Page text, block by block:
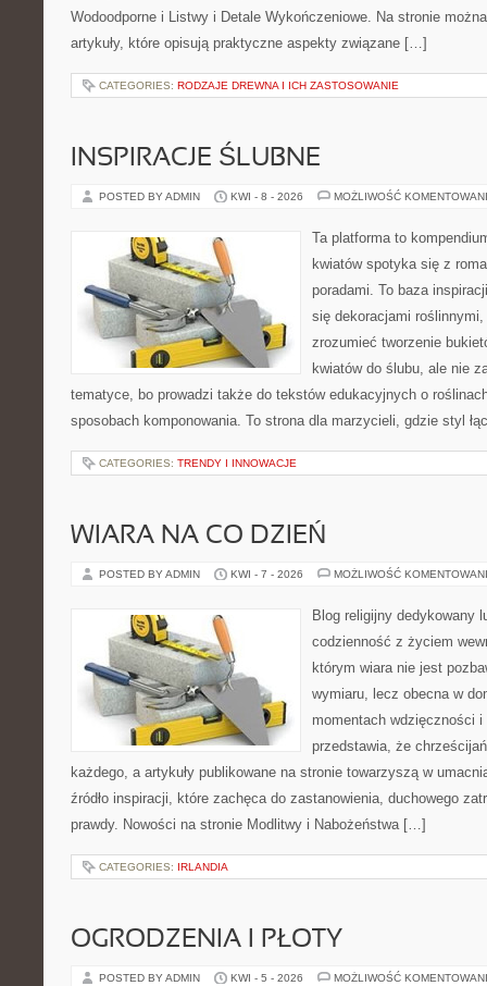
Wodoodporne i Listwy i Detale Wykończeniowe. Na stronie
artykuły, które opisują praktyczne aspekty związane […]
CATEGORIES: RODZAJE DREWNA I ICH ZASTOSOWANIE
INSPIRACJE ŚLUBNE
POSTED BY ADMIN KWI - 8 - 2026 MOŻLIWOŚĆ
Ta platforma to
kwiatów spotyka się z
poradami. To baza
się dekoracjami
zrozumieć tworzenie
kwiatów do ślubu, ale nie
tematyce, bo prowadzi także do tekstów edukacyjnych o
sposobach komponowania. To strona dla marzycieli, gdzie styl
CATEGORIES: TRENDY I INNOWACJE
WIARA NA CO DZIEŃ
POSTED BY ADMIN KWI - 7 - 2026 MOŻLIWOŚĆ
Blog religijny dedykowany
codzienność z życiem
którym wiara nie jest
wymiaru, lecz obecna w
momentach wdzięczności
przedstawia, że
każdego, a artykuły publikowane na stronie towarzyszą w
źródło inspiracji, które zachęca do zastanowienia, duchowego
prawdy. Nowości na stronie Modlitwy i Nabożeństwa […]
CATEGORIES: IRLANDIA
OGRODZENIA I PŁOTY
POSTED BY ADMIN KWI - 5 - 2026 MOŻLIWOŚĆ